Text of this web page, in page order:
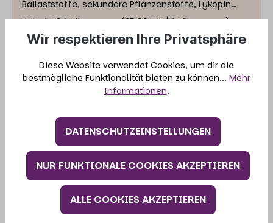
Ballaststoffe, sekundäre Pflanzenstoffe, Lykopin
(gut für das Herz) und noch viel mehr machen
Katzen.
Inhalt:0.1 Kilogramm(25,90 €* / 1 Kilogramm)
2,59 €*
Wir respektieren Ihre Privatsphäre
Diese Website verwendet Cookies, um dir die
bestmögliche Funktionalität bieten zu können... Mehr
Informationen.
DATENSCHUTZEINSTELLUNGEN
NUR FUNKTIONALE COOKIES AKZEPTIEREN
ALLE COOKIES AKZEPTIEREN